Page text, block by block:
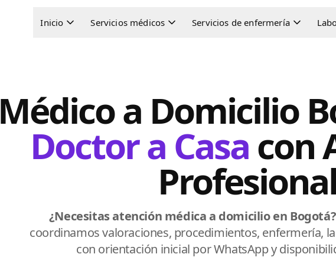
Inicio Servicios médicos Servicios de enfermería
Médico a Domicilio
Doctor a Casacon
Profesional
¿Necesitas atención médica a domicilio en Bogotá?
coordinamos valoraciones, procedimientos, enfermería,
con orientación inicial por WhatsApp y